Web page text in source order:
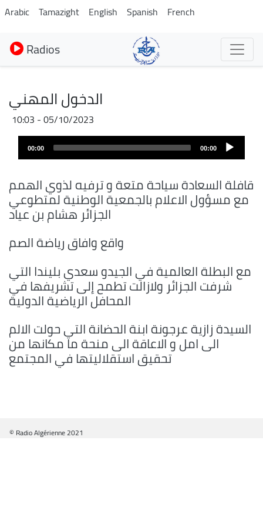
Aller
au
contenu
principal
Arabic Tamazight English Spanish French
Radios
الدخول المهني
05/10/2023 - 10:03
Fichier
audio
00:00
00:00
قافلة السعادة سياحة متعة و ترفيه لذوي الهمم
مع مسؤول الاعلام بالجمعية الوطنية لمتطوعي
الجزائر هشام بن عياد
واقع وافاق رياضة الصم
مع البطلة العالمية في الجيدو سعدي بليندا التي
شرفت الجزائر ولازالت تطمح إلى تشريفها في
المحافل الرياضية الدولية
السيدة زازية عرجونة ابنة الحضانة التي حولت الالم
الى امل و الاعاقة الى منحة ما مكانها من
تحقيق استقلاليتها في المجتمع
© Radio Algérienne 2021